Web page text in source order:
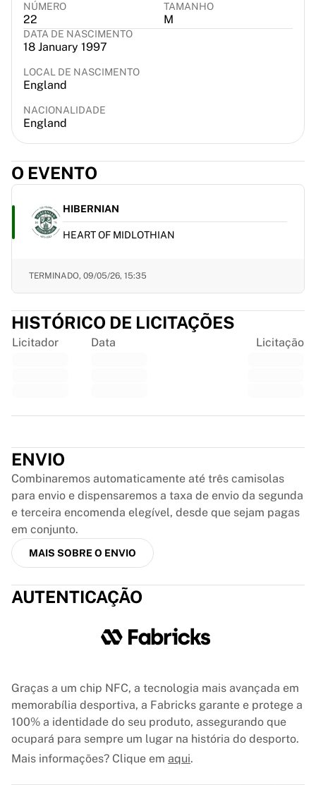
Team Jayco AlUla
Ver tudo sobre ciclismo
Râguebi
France Rugby
Gloucester Rugby
ASM Clermont Auvergne
Harlequins
Críquete
England Cricket
West Indies
Cricket Ireland
Aalborg Pirates
NHL Alumni
Ver tudo sobre hóquei no gelo
Emoldure a sua camisola
A minha coleção
NÚMERO
22
TAMANHO
M
DATA DE NASCIMENTO
18 January 1997
LOCAL DE NASCIMENTO
England
NACIONALIDADE
England
O EVENTO
HIBERNIAN
HEART OF MIDLOTHIAN
TERMINADO, 09/05/26, 15:35
HISTÓRICO DE LICITAÇÕES
Licitador Data Licitação
ENVIO
Combinaremos automaticamente até três camisolas
para envio e dispensaremos a taxa de envio da segunda
e terceira encomenda elegível, desde que sejam pagas
em conjunto.
MAIS SOBRE O ENVIO
AUTENTICAÇÃO
Graças a um chip NFC, a tecnologia mais avançada em
memorabília desportiva, a Fabricks garante e protege a
100% a identidade do seu produto, assegurando que
ocupará para sempre um lugar na história do desporto.
Mais informações? Clique em aqui.